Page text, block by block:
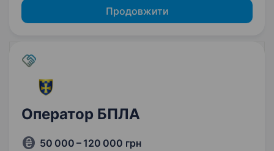
Продовжити
Оператор БПЛА
50 000 – 120 000 грн